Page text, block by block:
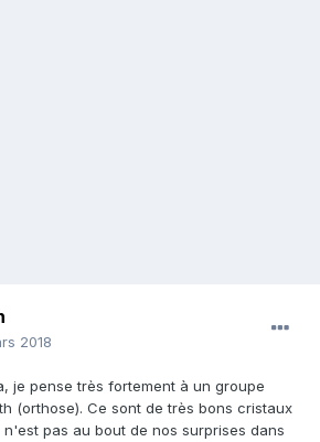
2018
je pense très fortement à un groupe
(orthose). Ce sont de très bons cristaux
pas au bout de nos surprises dans